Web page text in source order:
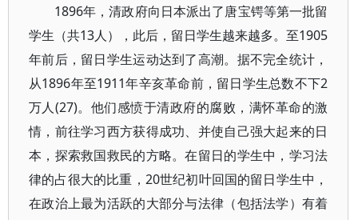
1896年，清政府向日本派出了唐宝锷等第一批留
学生（共13人），此后，留日学生越来越多。至1905
年前后，留日学生运动达到了高潮。据不完全统计，
从1896年至1911年辛亥革命前，留日学生总数不下2
万人(27)。他们感愤于清政府的腐败，满怀革命的激
情，前往学习西方获得成功、并使自己强大起来的日
本，探索救国救民的方略。在留日的学生中，学习法
律的占很大的比重，20世纪初叶回国的留日学生中，
在政治上最为活跃的大部分与法律（包括法学）有着